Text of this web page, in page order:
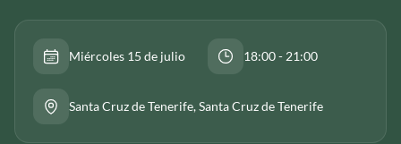
Miércoles 15 de julio 18:00 - 21:00
Santa Cruz de Tenerife, Santa Cruz de Tenerife